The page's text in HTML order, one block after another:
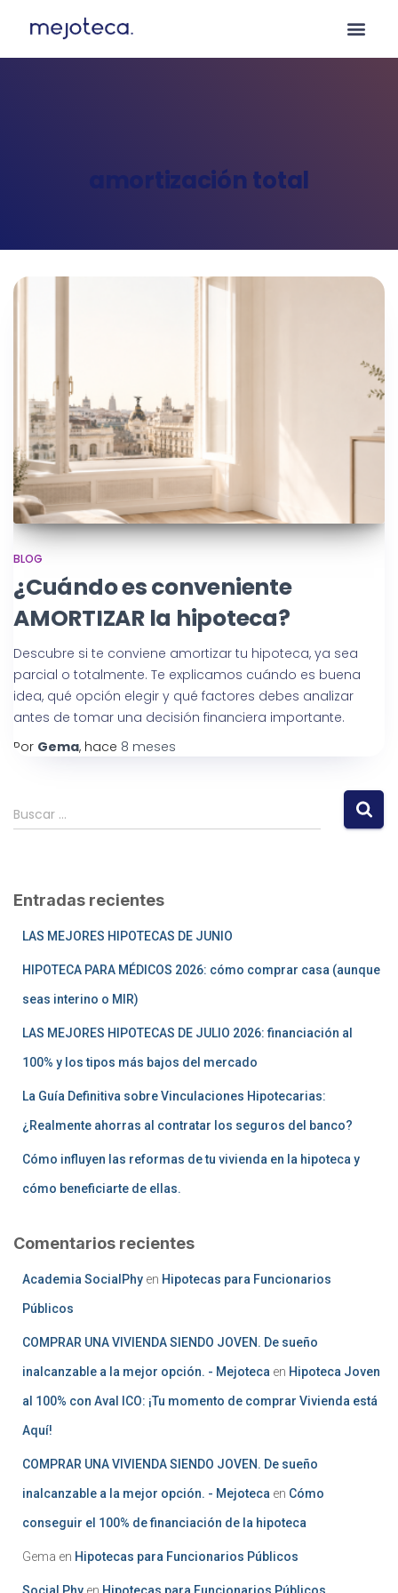
amortización total
BLOG
¿Cuándo es conveniente
AMORTIZAR la hipoteca?
Descubre si te conviene amortizar tu hipoteca, ya sea
parcial o totalmente. Te explicamos cuándo es buena
idea, qué opción elegir y qué factores debes analizar
antes de tomar una decisión financiera importante.
Por Gema, hace 8 meses
Buscar …
Entradas recientes
LAS MEJORES HIPOTECAS DE JUNIO
HIPOTECA PARA MÉDICOS 2026: cómo comprar casa (aunque
seas interino o MIR)
LAS MEJORES HIPOTECAS DE JULIO 2026: financiación al
100% y los tipos más bajos del mercado
La Guía Definitiva sobre Vinculaciones Hipotecarias:
¿Realmente ahorras al contratar los seguros del banco?
Cómo influyen las reformas de tu vivienda en la hipoteca y
cómo beneficiarte de ellas.
Comentarios recientes
Academia SocialPhy en Hipotecas para Funcionarios
Públicos
COMPRAR UNA VIVIENDA SIENDO JOVEN. De sueño
inalcanzable a la mejor opción. - Mejoteca en Hipoteca Joven
al 100% con Aval ICO: ¡Tu momento de comprar Vivienda está
Aquí!
COMPRAR UNA VIVIENDA SIENDO JOVEN. De sueño
inalcanzable a la mejor opción. - Mejoteca en Cómo
conseguir el 100% de financiación de la hipoteca
Gema en Hipotecas para Funcionarios Públicos